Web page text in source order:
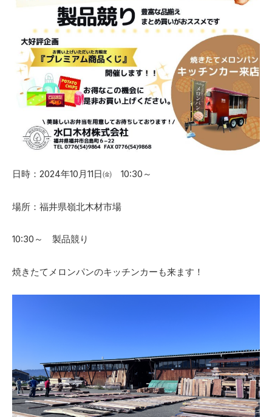
日時：2024年10月11日㈮ 10:30～
場所：福井県嶺北木材市場
10:30～ 製品競り
焼きたてメロンパンのキッチンカーも来ます！